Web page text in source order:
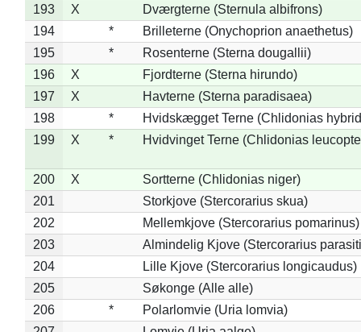
193
X
Dværgterne (Sternula albifrons)
194
*
Brilleterne (Onychoprion anaethetus)
195
*
Rosenterne (Sterna dougallii)
196
X
Fjordterne (Sterna hirundo)
197
X
Havterne (Sterna paradisaea)
198
*
Hvidskægget Terne (Chlidonias
199
X * Hvidvinget Terne (Chlidonias
200 X
Sortterne (Chlidonias niger)
201
Storkjove (Stercorarius skua)
202
Mellemkjove (Stercorarius pomarinus)
203
Almindelig Kjove (Stercorarius
204
Lille Kjove (Stercorarius longicaudus)
205
Søkonge (Alle alle)
206
*
Polarlomvie (Uria lomvia)